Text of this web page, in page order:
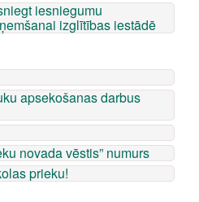
iesniegumu
izglītības iestādē
apsekošanas darbus
novada vēstis” numurs
prieku!